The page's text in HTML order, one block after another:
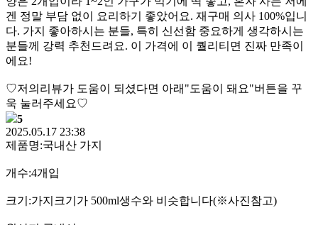
겐 정말 부담 없이 요리하기 좋았어요. 재구매 의사 100%입니
다. 가지 좋아하시는 분들, 특히 신선함 중요하게 생각하시는
분들께 강력 추천드려요. 이 가격에 이 퀄리티면 진짜 만족이
에요!
♡저의리뷰가 도움이 되셨다면 아래"도움이 돼요"버튼을 꾸
욱 눌러주세요♡
5
2025.05.17 23:38
제품명:국내산 가지
개수:4개입
크기:가지크기가 500ml생수와 비슷합니다(※사진참고)